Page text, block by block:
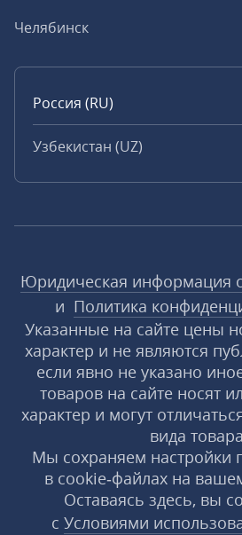
Челябинск
Россия (RU)
Узбекистан (UZ)
Юридическая информация
и Политика
Указанные на сайте цены
характер и не являются
если явно не указано
товаров на сайте носят
характер и могут
вида
Мы сохраняем настройки
в cookie‑файлах на
Оставаясь здесь, вы
с Условиями